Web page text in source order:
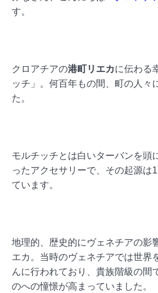
す。
クロアチアの港町リエカに伝わる
ッチ」。何百年もの間、町の人々
た。
モルチッチとは白いターバンを頭
ったアクセサリーで、その起源は
ています。
地理的、歴史的にヴェネチアの影
エカ。当時のヴェネチアでは世界
んに行われており、貴族階級の間
のへの憧憬が高まっていました。